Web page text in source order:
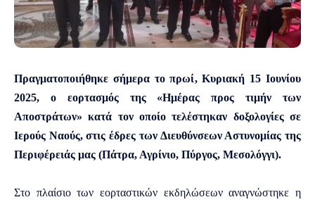
Πραγματοποιήθηκε σήμερα το πρωί, Κυριακή 15 Ιουνίου
2025, ο εορτασμός της «Ημέρας προς τιμήν των
Αποστράτων» κατά τον οποίο τελέστηκαν δοξολογίες σε
Ιερούς Ναούς, στις έδρες των Διευθύνσεων Αστυνομίας της
Περιφέρειάς μας (Πάτρα, Αγρίνιο, Πύργος, Μεσολόγγι).
Στο πλαίσιο των εορταστικών εκδηλώσεων αναγνώστηκε η